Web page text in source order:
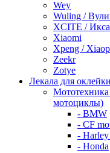
Wey
Wuling /
XCITE /
Xiaomi
Xpeng /
Zeekr
Zotye
Лекала для
мотоциклы)
- BMW
- CF
-
- Honda